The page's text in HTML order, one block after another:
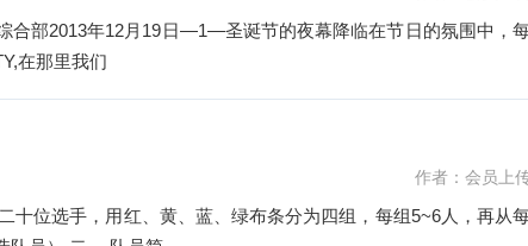
合部2013年12月19日—1—圣诞节的夜幕降临在节日的氛围中，
在那里我们
作者：会员上